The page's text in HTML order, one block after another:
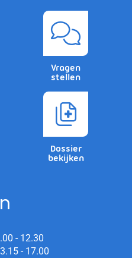
Vragen
stellen
Dossier
bekijken
tot
- 12.30
tot
- 17.00